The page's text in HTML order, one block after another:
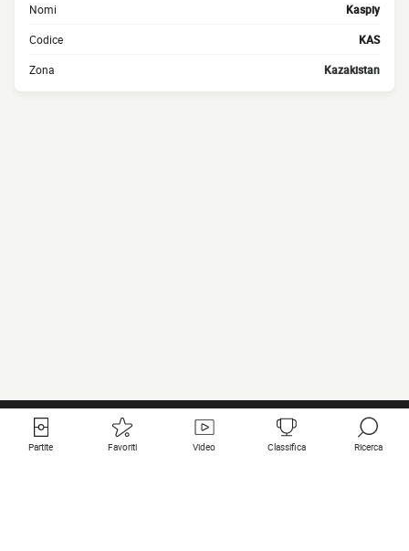
Nomi Kaspiy
Codice KAS
Zona Kazakistan
Partite Favoriti Video Classifica Ricerca